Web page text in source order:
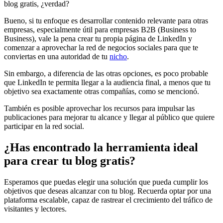
blog gratis, ¿verdad?
Bueno, si tu enfoque es desarrollar contenido relevante para otras
empresas, especialmente útil para empresas B2B (Business to
Business), vale la pena crear tu propia página de LinkedIn y
comenzar a aprovechar la red de negocios sociales para que te
conviertas en una autoridad de tu nicho.
Sin embargo, a diferencia de las otras opciones, es poco probable
que LinkedIn te permita llegar a la audiencia final, a menos que tu
objetivo sea exactamente otras compañías, como se mencionó.
También es posible aprovechar los recursos para impulsar las
publicaciones para mejorar tu alcance y llegar al público que quiere
participar en la red social.
¿Has encontrado la herramienta ideal
para crear tu blog gratis?
Esperamos que puedas elegir una solución que pueda cumplir los
objetivos que deseas alcanzar con tu blog. Recuerda optar por una
plataforma escalable, capaz de rastrear el crecimiento del tráfico de
visitantes y lectores.